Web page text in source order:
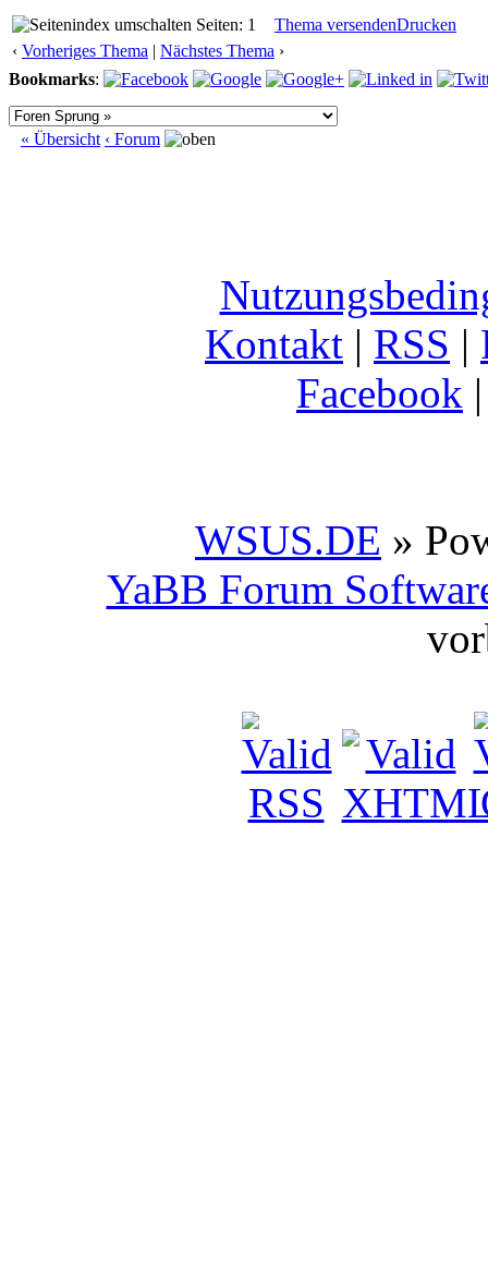
Seiten: 1 Thema versendenDrucken
‹ Vorheriges Thema | Nächstes Thema ›
Bookmarks:
« Übersicht ‹ Forum
Kontakt | RSS |
Facebook
WSUS.DE »
YaBB Forum